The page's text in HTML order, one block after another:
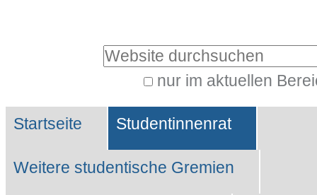
Website durchsuchen
nur im aktuellen
Suche…
Sektionen
Startseite Studentinnenrat
Weitere studentische Gremien